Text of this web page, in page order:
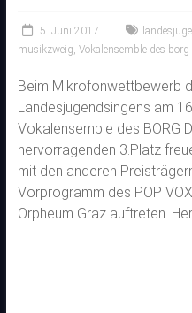
5. Juni 2017
musikzweig, Vokalensemble des
Beim Mikrofonwettbewerb
Landesjugendsingens am
Vokalensemble des BORG
hervorragenden 3.Platz
mit den anderen
Vorprogramm des POP
Orpheum Graz auftreten.